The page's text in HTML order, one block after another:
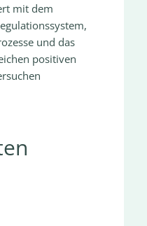
mit dem
und das
positiven